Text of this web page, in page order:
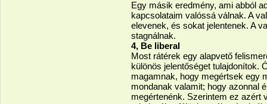
Egy másik eredmény, ami abból
kapcsolataim valóssá válnak. A
elevenek, és sokat jelentenek. A
stagnálnak.
4, Be liberal
Most rátérek egy alapvető
különös jelentőséget tulajdonítok.
magamnak, hogy megértsek egy
mondanak valamit; hogy azonnal
megértenénk. Szerintem ez azért